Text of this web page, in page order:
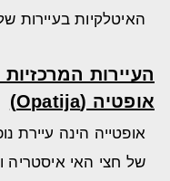
האיטלקיות בעיירות
העיירות
אופטיה (Opatija)
אופטייה הינה עיירת
של חצי האי